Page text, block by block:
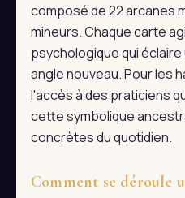
composé de 22 arcanes
mineurs. Chaque carte
psychologique qui
angle nouveau. Pour les
l'accès à des praticiens
cette symbolique
concrètes du quotidien.
Comment se déroule